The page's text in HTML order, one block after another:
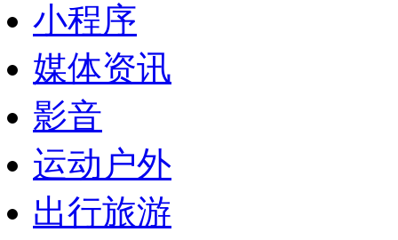
小程序
媒体资讯
影音
运动户外
出行旅游